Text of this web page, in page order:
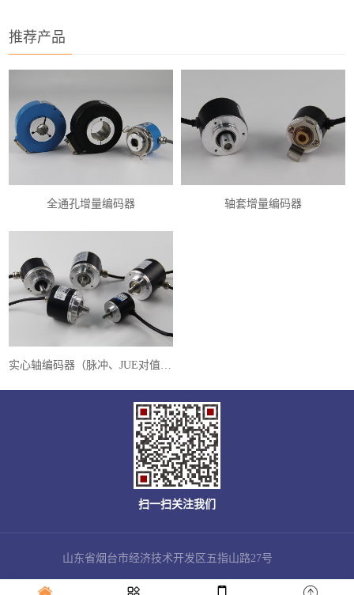
推荐产品
全通孔增量编码器 轴套增量编码器
实心轴编码器（脉冲、JUE对值、模拟量）
扫一扫关注我们
山东省烟台市经济技术开发区五指山路27号